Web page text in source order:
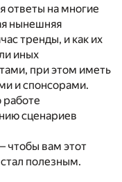
ответы на многие
нынешняя
тренды, и как их
иных
при этом иметь
и спонсорами.
сценариев
чтобы вам этот
полезным.